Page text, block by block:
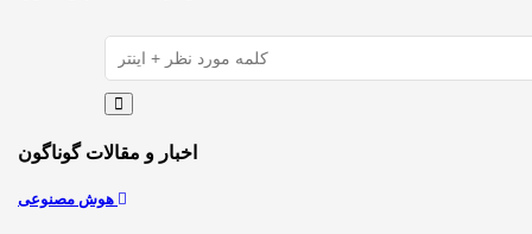
اخبار و مقالات گوناگون